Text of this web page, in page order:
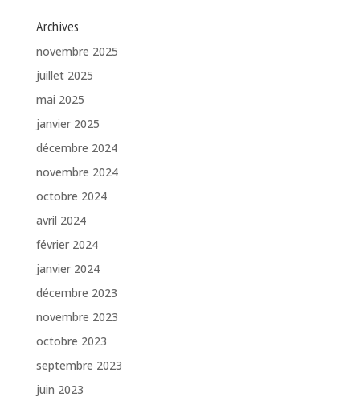
Archives
novembre 2025
juillet 2025
mai 2025
janvier 2025
décembre 2024
novembre 2024
octobre 2024
avril 2024
février 2024
janvier 2024
décembre 2023
novembre 2023
octobre 2023
septembre 2023
juin 2023